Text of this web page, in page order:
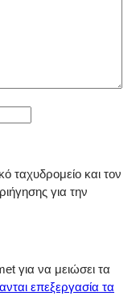
ταχυδρομείο και τον
για την
για να μειώσει τα
επεξεργασία τα